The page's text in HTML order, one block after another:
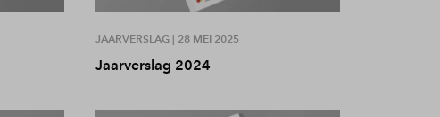
JAARVERSLAG | 28 MEI 2025
Jaarverslag 2024